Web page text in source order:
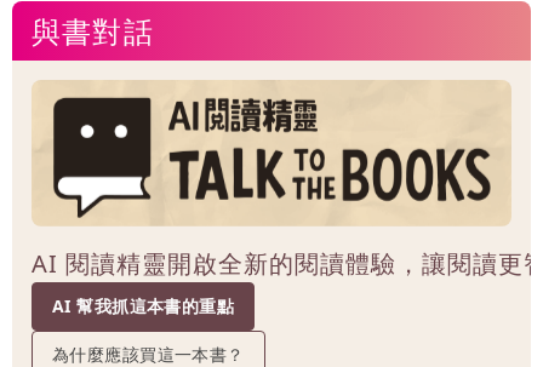
與書對話
AI 閱讀精靈開啟全新的閱讀體驗，讓閱讀更
AI 幫我抓這本書的重點
為什麼應該買這一本書？